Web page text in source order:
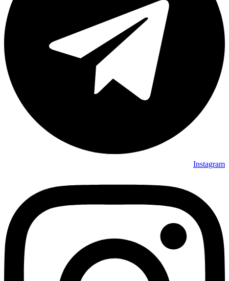
Instagram